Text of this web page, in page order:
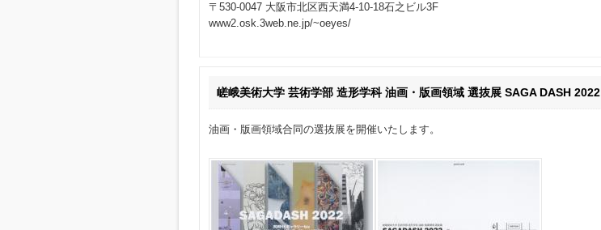
〒530-0047 大阪市北区西天満4-10-18石之ビル3F
www2.osk.3web.ne.jp/~oeyes/
嵯峨美術大学 芸術学部 造形学科 油画・版画領域 選抜展 SAGA DASH 2022
油画・版画領域合同の選抜展を開催いたします。